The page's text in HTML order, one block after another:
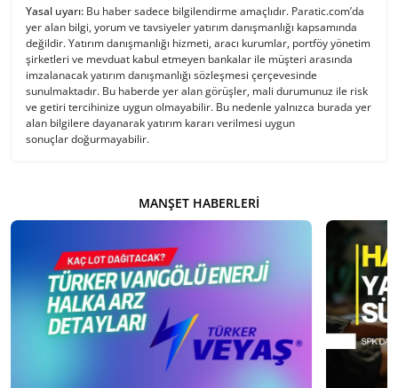
Yasal uyarı: Bu haber sadece bilgilendirme amaçlıdır. Paratic.com’da
yer alan bilgi, yorum ve tavsiyeler yatırım danışmanlığı kapsamında
değildir. Yatırım danışmanlığı hizmeti, aracı kurumlar, portföy yönetim
şirketleri ve mevduat kabul etmeyen bankalar ile müşteri arasında
imzalanacak yatırım danışmanlığı sözleşmesi çerçevesinde
sunulmaktadır. Bu haberde yer alan görüşler, mali durumunuz ile risk
ve getiri tercihinize uygun olmayabilir. Bu nedenle yalnızca burada yer
alan bilgilere dayanarak yatırım kararı verilmesi uygun
sonuçlar doğurmayabilir.
MANŞET HABERLERI